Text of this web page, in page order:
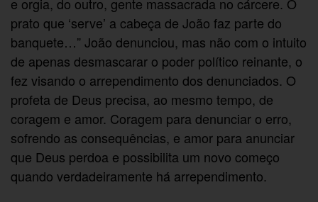
prato que ‘serve’ a cabeça de João faz parte do
banquete…” João denunciou, mas não com o intuito
de apenas desmascarar o poder político reinante, o
fez visando o arrependimento dos denunciados. O
profeta de Deus precisa, ao mesmo tempo, de
coragem e amor. Coragem para denunciar o erro,
sofrendo as consequências, e amor para anunciar
que Deus perdoa e possibilita um novo começo
quando verdadeiramente há arrependimento.